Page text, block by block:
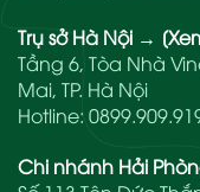
Trụ sở Hà Nội →
Tầng 6, Tòa Nhà
Mai, TP. Hà Nội
Hotline:
Chi nhánh Hải